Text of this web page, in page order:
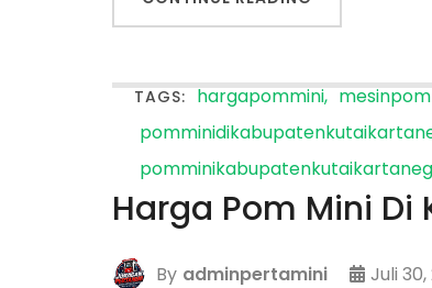
TAGS: hargapommini
Harga Pom Mini Di
By adminpertamini Juli